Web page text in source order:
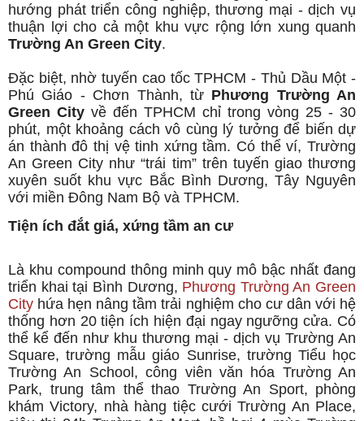
hướng phát triển công nghiệp, thương mại - dịch vụ
thuận lợi cho cả một khu vực rộng lớn xung quanh
Trường An Green City.
Đặc biệt, nhờ tuyến cao tốc TPHCM - Thủ Dầu Một -
Phú Giáo - Chơn Thành, từ Phương Trường An
Green City về đến TPHCM chỉ trong vòng 25 - 30
phút, một khoảng cách vô cùng lý tưởng để biến dự
án thành đô thị vệ tinh xứng tầm. Có thể ví, Trường
An Green City như “trái tim” trên tuyến giao thương
xuyên suốt khu vực Bắc Bình Dương, Tây Nguyên
với miền Đông Nam Bộ và TPHCM.
Tiện ích đắt giá, xứng tầm an cư
Là khu compound thông minh quy mô bậc nhất đang
triển khai tại Bình Dương, Phương Trường An Green
City hứa hẹn nâng tầm trải nghiệm cho cư dân với hệ
thống hơn 20 tiện ích hiện đại ngay ngưỡng cửa. Có
thể kể đến như khu thương mại - dịch vụ Trường An
Square, trường mẫu giáo Sunrise, trường Tiểu học
Trường An School, công viên văn hóa Trường An
Park, trung tâm thể thao Trường An Sport, phòng
khám Victory, nhà hàng tiệc cưới Trường An Place,